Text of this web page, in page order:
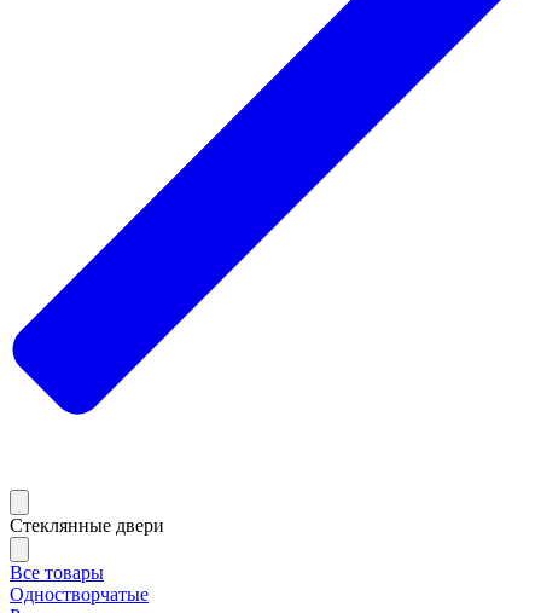
Стеклянные двери
Все товары
Одностворчатые